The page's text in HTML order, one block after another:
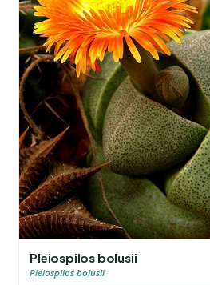
Pleiospilos bolusii
Pleiospilos bolusii